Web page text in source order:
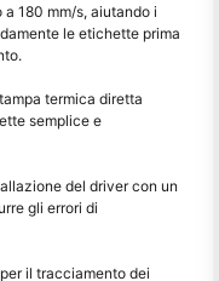
180 mm/s, aiutando i
le etichette prima
termica diretta
semplice e
del driver con un
gli errori di
il tracciamento dei